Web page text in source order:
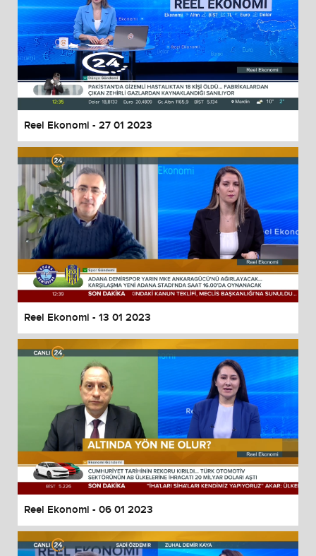
Reel Ekonomi - 27 01 2023
Reel Ekonomi - 13 01 2023
Reel Ekonomi - 06 01 2023